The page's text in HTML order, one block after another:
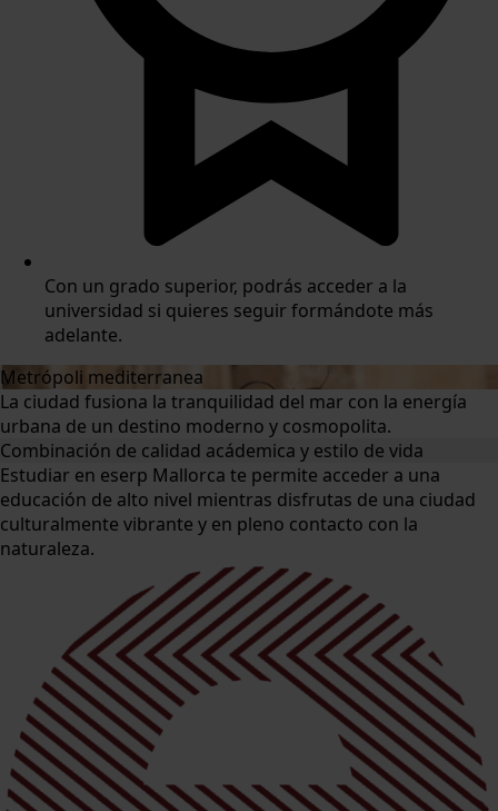
Con un grado superior, podrás acceder a la
universidad si quieres seguir formándote más
adelante.
Metrópoli mediterranea
La ciudad fusiona la tranquilidad del mar con la energía
urbana de un destino moderno y cosmopolita.
Combinación de calidad acádemica y estilo de vida
Estudiar en eserp Mallorca te permite acceder a una
educación de alto nivel mientras disfrutas de una ciudad
culturalmente vibrante y en pleno contacto con la
naturaleza.